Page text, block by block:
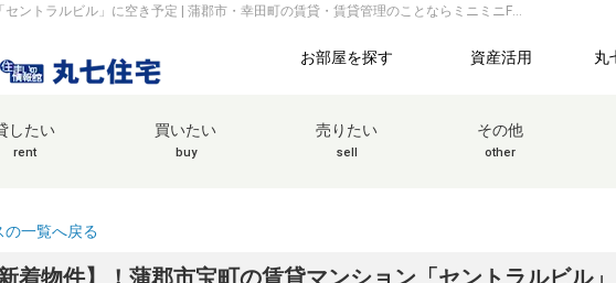
【7月18日（土）新着物件】！蒲郡市宝町の賃貸マンション「セントラルビル」に空き予定 | 蒲郡市・幸田町の賃貸・賃貸管理のことならミニミニFC蒲郡店 丸七住宅株式会社
お部屋を探す 資産活用 丸
したい
rent
買いたい
buy
売りたい
sell
その他
other
の一覧へ戻る
着物件】！蒲郡市宝町の賃貸マンション「セントラルビル